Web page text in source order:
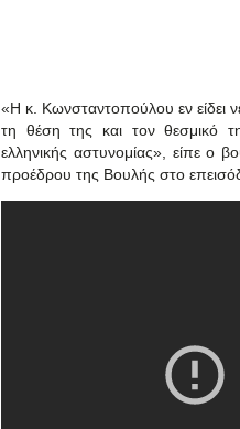
«Η κ. Κωνσταντοπούλου εν είδει
τη θέση της και τον θεσμικό
ελληνικής αστυνομίας», είπε ο
προέδρου της Βουλής στο